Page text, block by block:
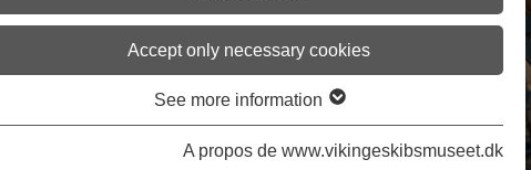
Accept only necessary cookies
See more information
A propos de www.vikingeskibsmuseet.dk